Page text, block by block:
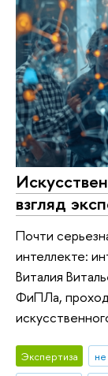
взгляд
Почти
интеллекте:
Виталия
ФиПЛа,
Экспертиза